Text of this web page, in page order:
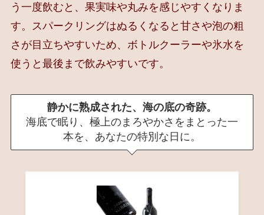
う一度飲むと、果実味や丸みを感じやすくなりま
す。スパークリングはぬるくなると甘さや泡の粗
さが目立ちやすいため、ボトルクーラーや氷水を
使うと最後まで飲みやすいです。
静かに熟成された、海の底の奇跡。
海底で眠り、極上のまろやかさをまとった一
本を、あなたの特別な日に。